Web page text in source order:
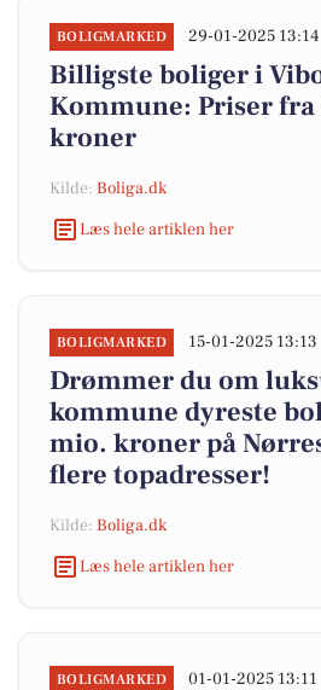
BOLIGMARKED 29-01-2025 13:14
Billigste boliger i
Kommune: Priser fra
kroner
Kilde: Boliga.dk
Læs hele artiklen her
BOLIGMARKED 15-01-2025 13:13
Drømmer du om
kommune dyreste
mio. kroner på
flere topadresser!
Kilde: Boliga.dk
Læs hele artiklen her
BOLIGMARKED 01-01-2025 13:11